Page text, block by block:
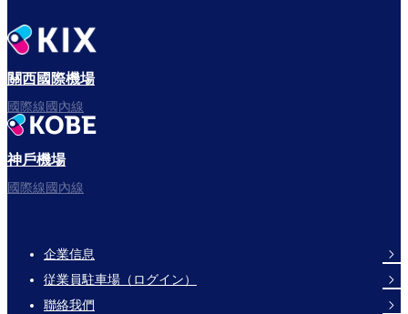
關西國際機場
國際線國內線
神戶機場
國際線國內線
Footer
Links
企業信息
従業員駐車場（ログイン）
聯絡我們